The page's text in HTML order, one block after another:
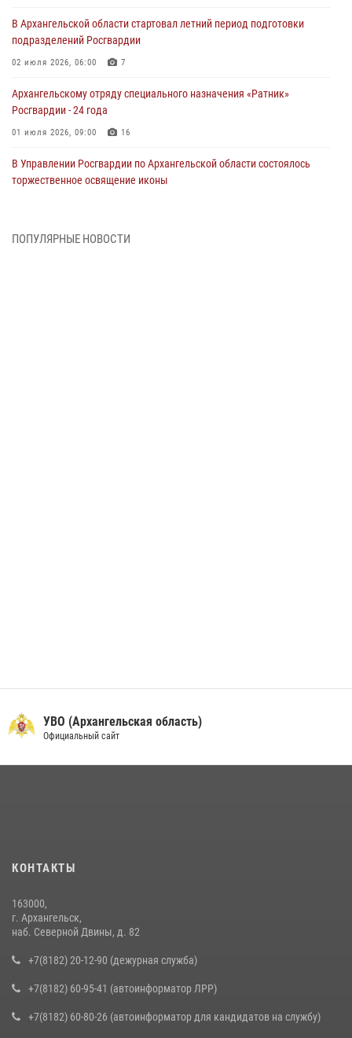
В Архангельской области стартовал летний период подготовки
подразделений Росгвардии
02 июля 2026, 06:00 7
Архангельскому отряду специального назначения «Ратник»
Росгвардии - 24 года
01 июля 2026, 09:00 16
В Управлении Росгвардии по Архангельской области состоялось
торжественное освящение иконы
Военнослужащие по призыву из Архангельской области приняли
ПОПУЛЯРНЫЕ НОВОСТИ
УВО (Архангельская область)
Официальный сайт
КОНТАКТЫ
163000,
г. Архангельск,
наб. Северной Двины, д. 82
+7(8182) 20-12-90 (дежурная служба)
+7(8182) 60-95-41 (автоинформатор ЛРР)
+7(8182) 60-80-26 (автоинформатор для кандидатов на службу)